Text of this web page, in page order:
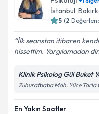
İstanbul,
5 (2
İlk seanstan itibaren
hissettim. Yargılamadan
Klinik Psikolog Gül Buket
Zuhuratbaba Mah. Yüce Tarla
En Yakın Saatler